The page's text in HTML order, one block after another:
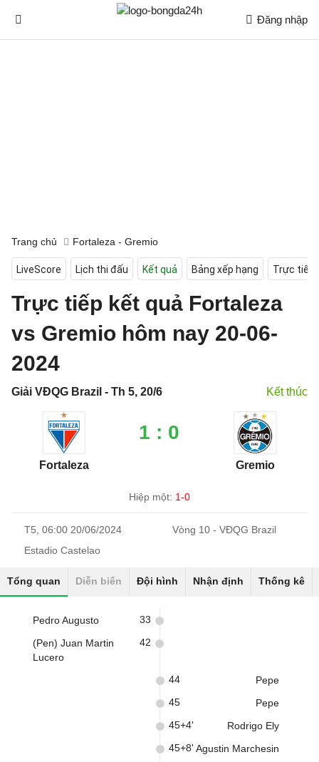
Đăng nhập
Trang chủ Fortaleza - Gremio
LiveScore Lịch thi đấu Kết quả Bảng xếp hạng Trực tiếp
Trực tiếp kết quả Fortaleza
vs Gremio hôm nay 20-06-
2024
Giải VĐQG Brazil - Th 5, 20/6 Kết thúc
Fortaleza
1 : 0
Gremio
Hiệp một: 1-0
T5, 06:00 20/06/2024
Vòng 10 - VĐQG Brazil
Estadio Castelao
Tổng quan Diễn biến Đội hình Nhận định Thống kê
Pedro Augusto 33
(Pen) Juan Martin
Lucero
42
Pepe
44
Pepe
45
Rodrigo Ely
45+4'
Agustin Marchesin
45+8'